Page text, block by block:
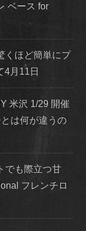
ベース for
くほど簡単にプ
4月11日
米沢 1/29 開催
は何が違うの
でも際立つ甘
フレンチロ